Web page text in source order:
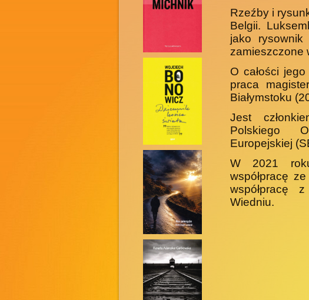
Rzeźby i
Bel­gii.
jako
zamieszczone
O całości
pra­ca
Białymstoku
Jest
Polskiego
Europejskiej
W 2021
współpracę
współpracę
Wiedniu.